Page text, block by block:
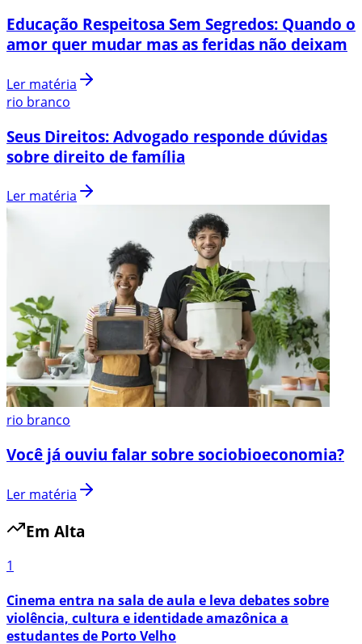
Educação Respeitosa Sem Segredos: Quando o
amor quer mudar mas as feridas não deixam
Ler matéria
rio branco
Seus Direitos: Advogado responde dúvidas
sobre direito de família
Ler matéria
rio branco
Você já ouviu falar sobre sociobioeconomia?
Ler matéria
Em Alta
1
Cinema entra na sala de aula e leva debates sobre
violência, cultura e identidade amazônica a
estudantes de Porto Velho